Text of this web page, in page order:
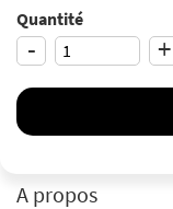
Quantité
- +
A propos